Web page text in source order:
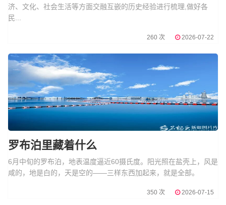
济、文化、社会生活等方面交融互嵌的历史经验进行梳理,做好各
民...
260 次 2026-07-22
罗布泊里藏着什么
6月中旬的罗布泊，地表温度逼近60摄氏度。阳光照在盐壳上，风是
咸的，地是白的，天是空的——三样东西加起来，就是全部。
350 次 2026-07-15